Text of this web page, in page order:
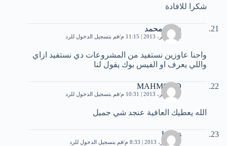
شكرا للافادة
زينب محمد
18 نوفمبر، 2013 | 11:15 م قم بتسجيل الدخول للرد
واحنا عاوزين نستفيد من المشروعات دي نستفيد ازاي
واللي يعرف او الفيس بوك يقول لنا
MAHMOOD
27 نوفمبر، 2013 | 10:31 م قم بتسجيل الدخول للرد
الله يعطيك العافية عنجد شي جميل
Uness
9 ديسمبر، 2013 | 8:33 م قم بتسجيل الدخول للرد